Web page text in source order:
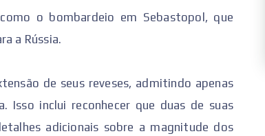
o bombardeio em Sebastopol, que
a Rússia.
de seus reveses, admitindo apenas
Isso inclui reconhecer que duas de suas
adicionais sobre a magnitude dos